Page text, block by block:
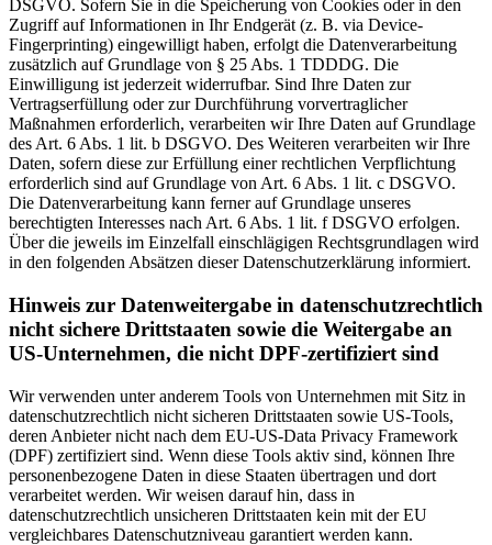
DSGVO. Sofern Sie in die Speicherung von Cookies oder in den
Zugriff auf Informationen in Ihr Endgerät (z. B. via Device-
Fingerprinting) eingewilligt haben, erfolgt die Datenverarbeitung
zusätzlich auf Grundlage von § 25 Abs. 1 TDDDG. Die
Einwilligung ist jederzeit widerrufbar. Sind Ihre Daten zur
Vertragserfüllung oder zur Durchführung vorvertraglicher
Maßnahmen erforderlich, verarbeiten wir Ihre Daten auf Grundlage
des Art. 6 Abs. 1 lit. b DSGVO. Des Weiteren verarbeiten wir Ihre
Daten, sofern diese zur Erfüllung einer rechtlichen Verpflichtung
erforderlich sind auf Grundlage von Art. 6 Abs. 1 lit. c DSGVO.
Die Datenverarbeitung kann ferner auf Grundlage unseres
berechtigten Interesses nach Art. 6 Abs. 1 lit. f DSGVO erfolgen.
Über die jeweils im Einzelfall einschlägigen Rechtsgrundlagen wird
in den folgenden Absätzen dieser Datenschutzerklärung informiert.
Hinweis zur Datenweitergabe in datenschutzrechtlich
nicht sichere Drittstaaten sowie die Weitergabe an
US-Unternehmen, die nicht DPF-zertifiziert sind
Wir verwenden unter anderem Tools von Unternehmen mit Sitz in
datenschutzrechtlich nicht sicheren Drittstaaten sowie US-Tools,
deren Anbieter nicht nach dem EU-US-Data Privacy Framework
(DPF) zertifiziert sind. Wenn diese Tools aktiv sind, können Ihre
personenbezogene Daten in diese Staaten übertragen und dort
verarbeitet werden. Wir weisen darauf hin, dass in
datenschutzrechtlich unsicheren Drittstaaten kein mit der EU
vergleichbares Datenschutzniveau garantiert werden kann.